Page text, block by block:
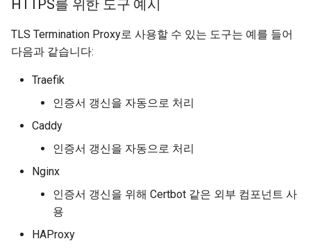
CORS (교차-출처 리소스 공
유)
SQL (관계형) 데이터베이스
JSON Lines 스트리밍
서버 전송 이벤트(SSE)
백그라운드 작업
고급 Python 타입
바이트를 Base64로 포함하는
JSON
HTTPS를 위한 도구 예시
TLS Termination Proxy로 사용할 수 있는 도구는 예를 들어
다음과 같습니다:
Traefik
인증서 갱신을 자동으로 처리 ✨
Caddy
인증서 갱신을 자동으로 처리 ✨
Nginx
인증서 갱신을 위해 Certbot 같은 외부 컴포넌트 사
용
HAProxy